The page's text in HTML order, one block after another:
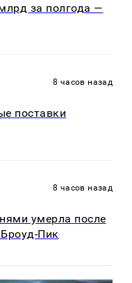
за полгода —
8 часов назад
поставки
8 часов назад
умерла после
Броуд-Пик